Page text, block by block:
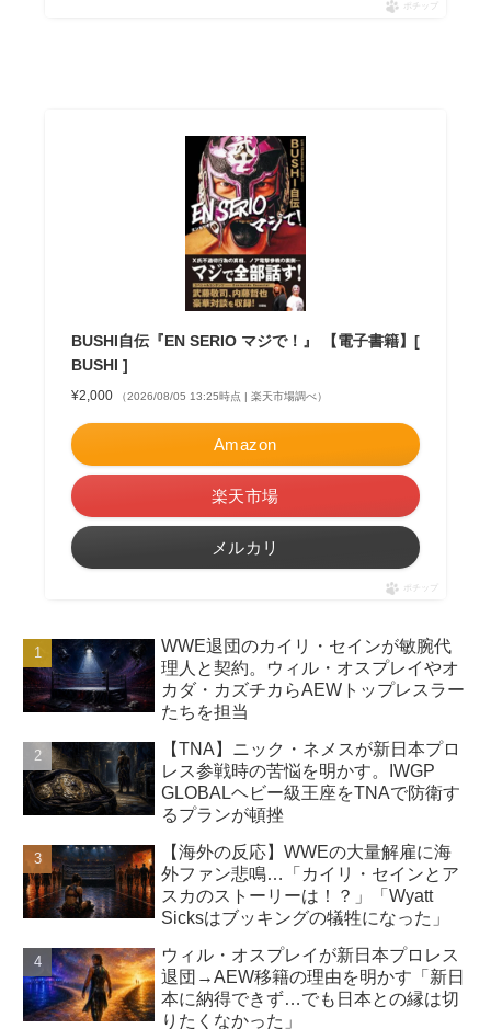
ポチップ
BUSHI自伝『EN SERIO マジで！』 【電子書籍】[
BUSHI ]
¥2,000 （2026/08/05 13:25時点 | 楽天市場調べ）
Amazon
楽天市場
メルカリ
ポチップ
WWE退団のカイリ・セインが敏腕代
理人と契約。ウィル・オスプレイやオ
カダ・カズチカらAEWトップレスラー
たちを担当
【TNA】ニック・ネメスが新日本プロ
レス参戦時の苦悩を明かす。IWGP
GLOBALヘビー級王座をTNAで防衛す
るプランが頓挫
【海外の反応】WWEの大量解雇に海
外ファン悲鳴…「カイリ・セインとア
スカのストーリーは！？」「Wyatt
Sicksはブッキングの犠牲になった」
ウィル・オスプレイが新日本プロレス
退団→AEW移籍の理由を明かす「新日
本に納得できず…でも日本との縁は切
りたくなかった」